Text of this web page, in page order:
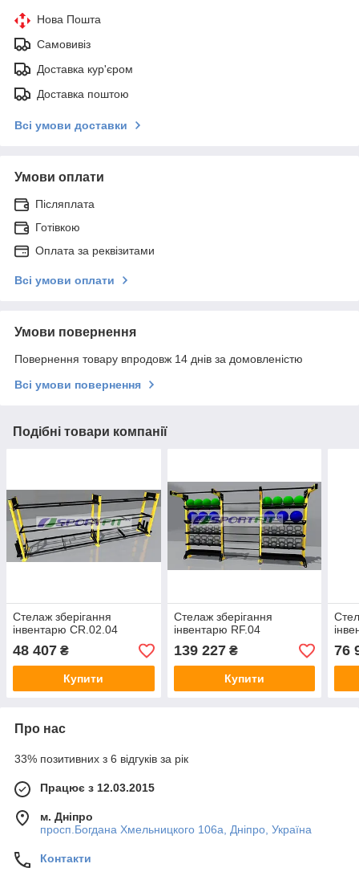
Нова Пошта
Самовивіз
Доставка кур'єром
Доставка поштою
Всі умови доставки
Умови оплати
Післяплата
Готівкою
Оплата за реквізитами
Всі умови оплати
Умови повернення
Повернення товару впродовж 14 днів за домовленістю
Всі умови повернення
Подібні товари компанії
Стелаж зберігання
інвентарю СR.02.04
48 407 ₴
Купити
Стелаж зберігання
інвентарю RF.04
139 227₴
Купити
76
Про нас
33% позитивних з 6 відгуків за рік
Працює з 12.03.2015
м. Дніпро
просп.Богдана Хмельницкого 106а, Дніпро, Україна
Контакти